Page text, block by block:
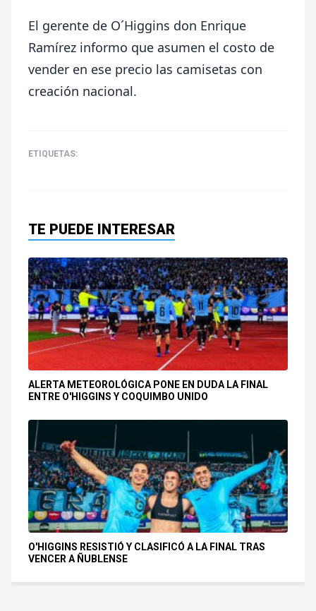
El gerente de O´Higgins don Enrique
Ramírez informo que asumen el costo de
vender en ese precio las camisetas con
creación nacional.
ETIQUETAS:
TE PUEDE INTERESAR
ALERTA METEOROLÓGICA PONE EN DUDA LA FINAL
ENTRE O'HIGGINS Y COQUIMBO UNIDO
O'HIGGINS RESISTIÓ Y CLASIFICÓ A LA FINAL TRAS
VENCER A ÑUBLENSE